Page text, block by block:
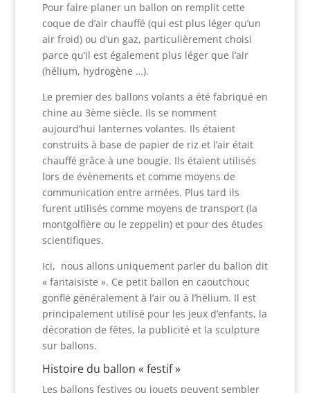
Pour faire planer un ballon on remplit cette
coque de d’air chauffé (qui est plus léger qu’un
air froid) ou d’un gaz, particulièrement choisi
parce qu’il est également plus léger que l’air
(hélium, hydrogène …).
Le premier des ballons volants a été fabriqué en
chine au 3ème siècle. Ils se nomment
aujourd’hui lanternes volantes. Ils étaient
construits à base de papier de riz et l’air était
chauffé grâce à une bougie. Ils étaient utilisés
lors de évènements et comme moyens de
communication entre armées. Plus tard ils
furent utilisés comme moyens de transport (la
montgolfière ou le zeppelin) et pour des études
scientifiques.
Ici, nous allons uniquement parler du ballon dit
« fantaisiste ». Ce petit ballon en caoutchouc
gonflé généralement à l’air ou à l’hélium. Il est
principalement utilisé pour les jeux d’enfants, la
décoration de fêtes, la publicité et la sculpture
sur ballons.
Histoire du ballon « festif »
Les ballons festives ou jouets peuvent sembler